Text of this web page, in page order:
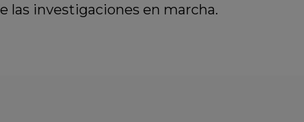
las investigaciones en marcha.